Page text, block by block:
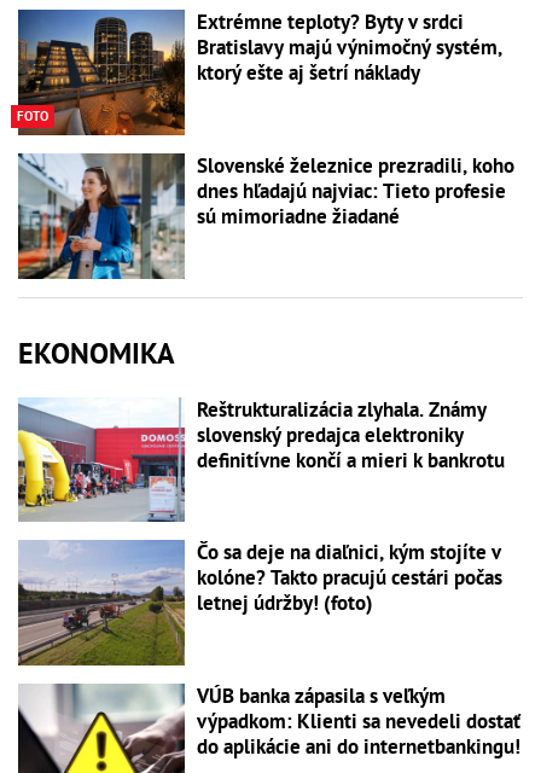
FOTO
Extrémne teploty? Byty v srdci
Bratislavy majú výnimočný systém,
ktorý ešte aj šetrí náklady
Slovenské železnice prezradili, koho
dnes hľadajú najviac: Tieto profesie
sú mimoriadne žiadané
EKONOMIKA
Reštrukturalizácia zlyhala. Známy
slovenský predajca elektroniky
definitívne končí a mieri k bankrotu
Čo sa deje na diaľnici, kým stojíte v
kolóne? Takto pracujú cestári počas
letnej údržby! (foto)
VÚB banka zápasila s veľkým
výpadkom: Klienti sa nevedeli dostať
do aplikácie ani do internetbankingu!